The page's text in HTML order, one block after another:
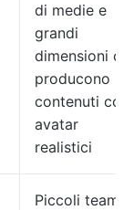
di medie e
grandi
dimensioni
producono
contenuti con
avatar
realistici
Piccoli team e